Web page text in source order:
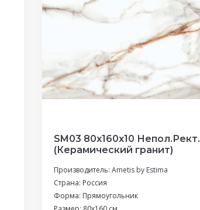
SM03 80x160x10 Непол.Рект.
(Керамический гранит)
Производитель: Ametis by Estima
Страна: Россия
Форма: Прямоугольник